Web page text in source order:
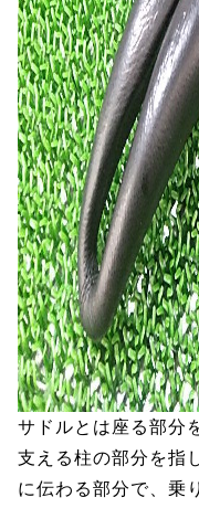
サドルとは座る部分
支える柱の部分を指
に伝わる部分で、乗